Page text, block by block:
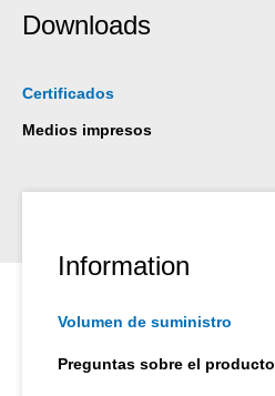
Downloads
Certificados
Medios impresos
Information
Volumen de suministro
Preguntas sobre el producto